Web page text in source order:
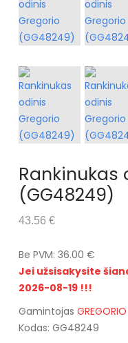
Rankinukas
(GG48249)
43.56 €
Be PVM: 36.00 €
Jei užsisakysite
2026-08-19 !!!
Gamintojas GREGORIO
Kodas: GG48249